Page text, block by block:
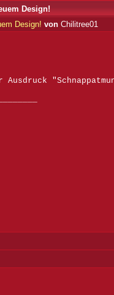
Design!
Design! von Chilitree01
Ausdruck